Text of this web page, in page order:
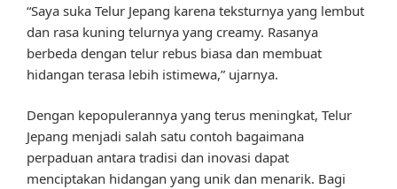
“Saya suka Telur Jepang karena teksturnya yang lembut
dan rasa kuning telurnya yang creamy. Rasanya
berbeda dengan telur rebus biasa dan membuat
hidangan terasa lebih istimewa,” ujarnya.
Dengan kepopulerannya yang terus meningkat, Telur
Jepang menjadi salah satu contoh bagaimana
perpaduan antara tradisi dan inovasi dapat
menciptakan hidangan yang unik dan menarik. Bagi